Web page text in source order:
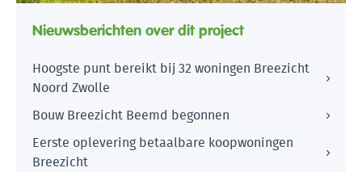
Nieuwsberichten over dit project
Hoogste punt bereikt bij 32 woningen Breezicht
Noord Zwolle
Bouw Breezicht Beemd begonnen
Eerste oplevering betaalbare koopwoningen
Breezicht